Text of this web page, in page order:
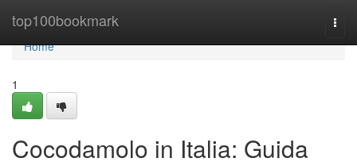
top100bookmark
Home
Home
1
Cocodamolo in Italia: Guida